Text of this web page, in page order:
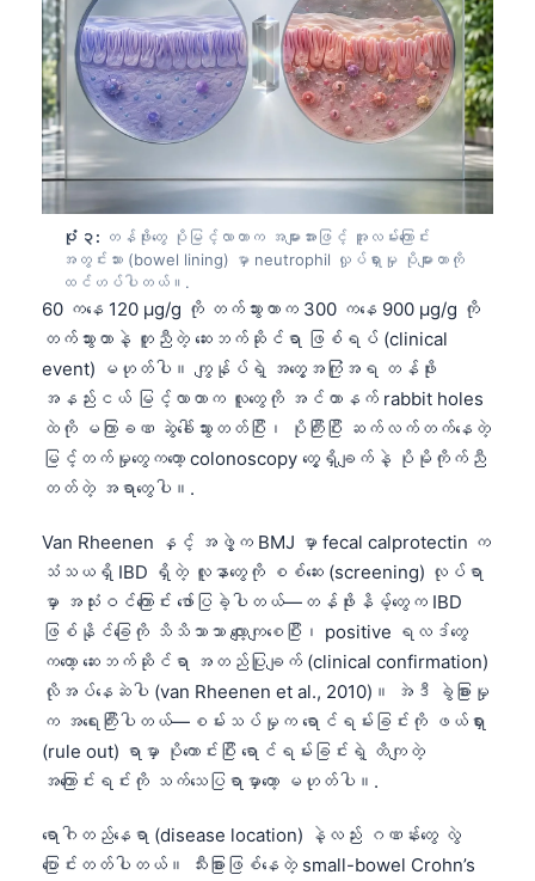
ပုံ ၃: တန်ဖိုးတွေ ပိုမြင့်လာတာက အများအားဖြင့် အူလမ်းကြောင်း
အတွင်းသား (bowel lining) မှာ neutrophil လှုပ်ရှားမှု ပိုများတာကို
ထင်ဟပ်ပါတယ်။.
60 ကနေ 120 µg/g ကို တက်သွားတာက 300 ကနေ 900 µg/g ကို
တက်သွားတာနဲ့ တူညီတဲ့ ဆေးဘက်ဆိုင်ရာ ဖြစ်ရပ် (clinical
event) မဟုတ်ပါ။ ကျွန်ုပ်ရဲ့ အတွေ့အကြုံအရ တန်ဖိုး
အနည်းငယ် မြင့်လာတာက လူတွေကို အင်တာနက် rabbit holes
ထဲကို မကြာခဏ ဆွဲခေါ်သွားတတ်ပြီး၊ ပိုကြီးပြီး ဆက်လက်တက်နေတဲ့
မြင့်တက်မှုတွေကတော့ colonoscopy တွေ့ရှိချက်နဲ့ ပိုမိုကိုက်ညီ
တတ်တဲ့ အရာတွေပါ။.
Van Rheenen နှင့် အဖွဲ့က BMJ မှာ fecal calprotectin က
သံသယရှိ IBD ရှိတဲ့ လူနာတွေကို စစ်ဆေး (screening) လုပ်ရာ
မှာ အသုံးဝင်ကြောင်း ဖော်ပြခဲ့ပါတယ်—တန်ဖိုးနိမ့်တွေက IBD
ဖြစ်နိုင်ခြေကို သိသိသာသာ လျော့ကျစေပြီး၊ positive ရလဒ်တွေ
ကတော့ ဆေးဘက်ဆိုင်ရာ အတည်ပြုချက် (clinical confirmation)
လိုအပ်နေဆဲပါ (van Rheenen et al., 2010)။ အဲဒီ ခွဲခြားမှု
က အရေးကြီးပါတယ်—စမ်းသပ်မှုက ရောင်ရမ်းခြင်းကို ဖယ်ရှား
(rule out) ရာမှာ ပိုကောင်းပြီး ရောင်ရမ်းခြင်းရဲ့ တိကျတဲ့
အကြောင်းရင်းကို သက်သေပြရာမှာတော့ မဟုတ်ပါ။.
ရောဂါတည်နေရာ (disease location) နဲ့လည်း ဂဏန်းတွေ လွဲ
ပြောင်းတတ်ပါတယ်။ သီးခြားဖြစ်နေတဲ့ small-bowel Crohn’s